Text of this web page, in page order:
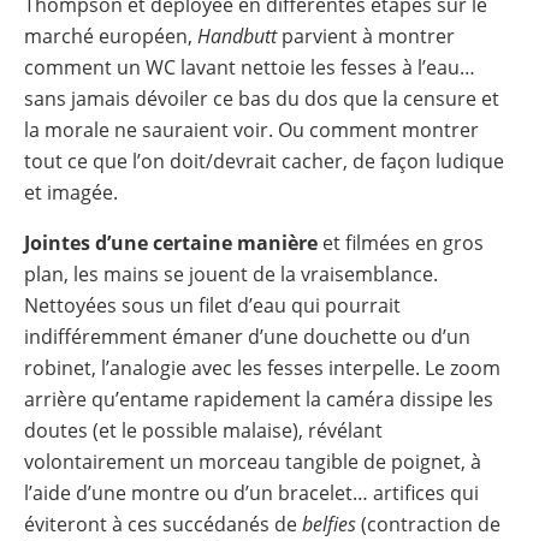
marché européen, Handbuttparvient à montrer
comment un WC lavant nettoie les fesses à l’eau…
sans jamais dévoiler ce bas du dos que la censure et
la morale ne sauraient voir. Ou comment montrer
tout ce que l’on doit/devrait cacher, de façon ludique
et imagée.
Jointes d’une certaine manière et filmées en gros
plan, les mains se jouent de la vraisemblance.
Nettoyées sous un filet d’eau qui pourrait
indifféremment émaner d’une douchette ou d’un
robinet, l’analogie avec les fesses interpelle. Le zoom
arrière qu’entame rapidement la caméra dissipe les
doutes (et le possible malaise), révélant
volontairement un morceau tangible de poignet, à
l’aide d’une montre ou d’un bracelet… artifices qui
éviteront à ces succédanés debelfies(contraction de